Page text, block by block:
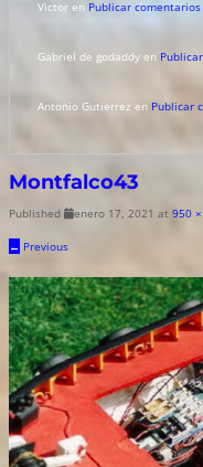
Victoren Publicar comentarios
Gabriel de godaddyen
Antonio Gutierrez en Publicar
Montfalco43
Published enero 17, 2021 at 950
← Previous